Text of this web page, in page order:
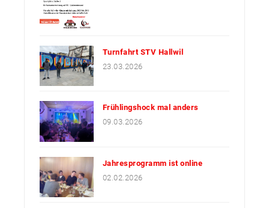
Turnfahrt STV Hallwil
23.03.2026
Frühlingshock mal anders
09.03.2026
Jahresprogramm ist online
02.02.2026